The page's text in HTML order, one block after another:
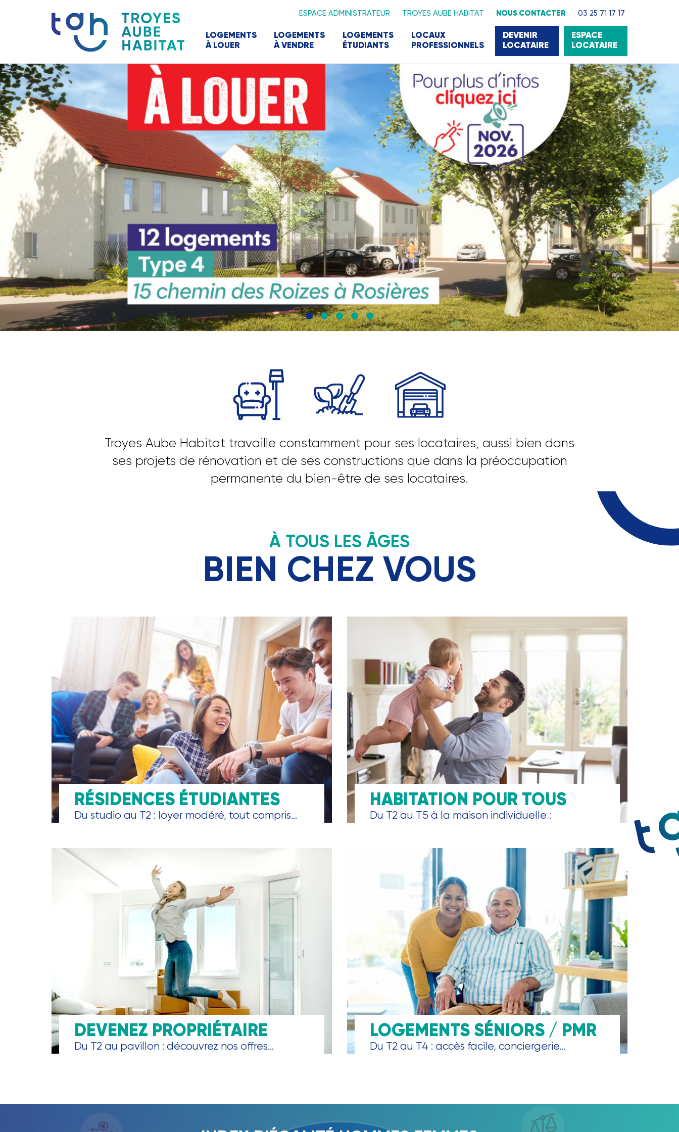
ESPACE ADMINISTRATEUR TROYES AUBE HABITAT NOUS CONTACTER 03 25 71 17 17
LOGEMENTS
À LOUER
LOGEMENTS
À VENDRE
LOGEMENTS
ÉTUDIANTS
LOCAUX
PROFESSIONNELS
DEVENIR
LOCATAIRE
ESPACE
LOCATAIRE
22 000 LOGEMENTS
dans l'Aube pour vous satisfaire
TROUVER
Troyes Aube Habitat travaille constamment pour ses locataires, aussi bien dans
ses projets de rénovation et de ses constructions que dans la préoccupation
permanente du bien-être de ses locataires.
À TOUS LES ÂGES
BIEN CHEZ VOUS
RÉSIDENCES ÉTUDIANTES
Du studio au T2 : loyer modéré, tout compris...
HABITATION POUR TOUS
Du T2 au T5 à la maison individuelle :
DEVENEZ PROPRIÉTAIRE
Du T2 au pavillon : découvrez nos offres...
LOGEMENTS SÉNIORS / PMR
Du T2 au T4 : accès facile, conciergerie...